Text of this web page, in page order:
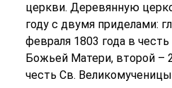
церкви. Деревянную
году с двумя приделами:
февраля 1803 года в
Божьей Матери, второй –
честь Св.